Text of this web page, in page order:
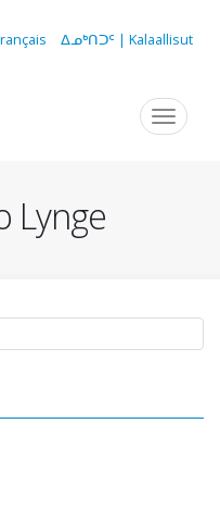
ᐃᓄᒃᑎᑐᑦ | Kalaallisut
Toggle
Lynge